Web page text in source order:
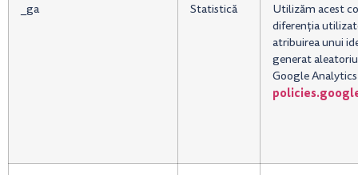
_ga Statistică
Utilizăm acest
diferenția
atribuirea unui
generat
Google